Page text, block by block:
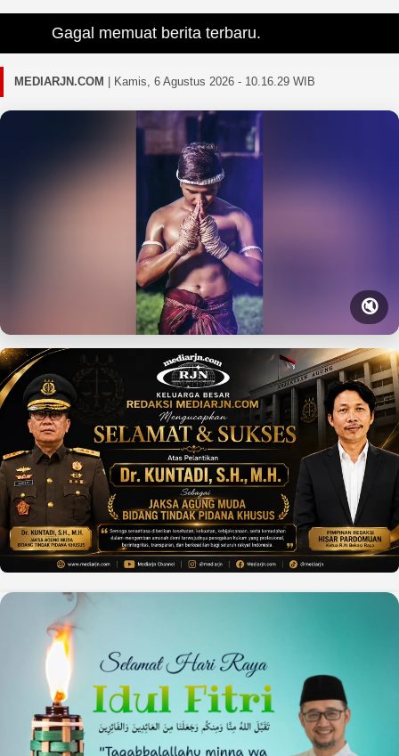
Gagal memuat berita terbaru.
MEDIARJN.COM Kamis, 6 Agustus 2026 - 10.16.30 WIB
🔇